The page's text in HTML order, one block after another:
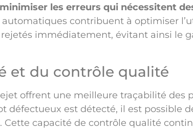
les erreurs qui nécessitent
automatiques contribuent à optimiser
immédiatement, évitant ainsi le
et du contrôle qualité
offrent une meilleure traçabilité des
défectueux est détecté, il est possible
capacité de contrôle qualité